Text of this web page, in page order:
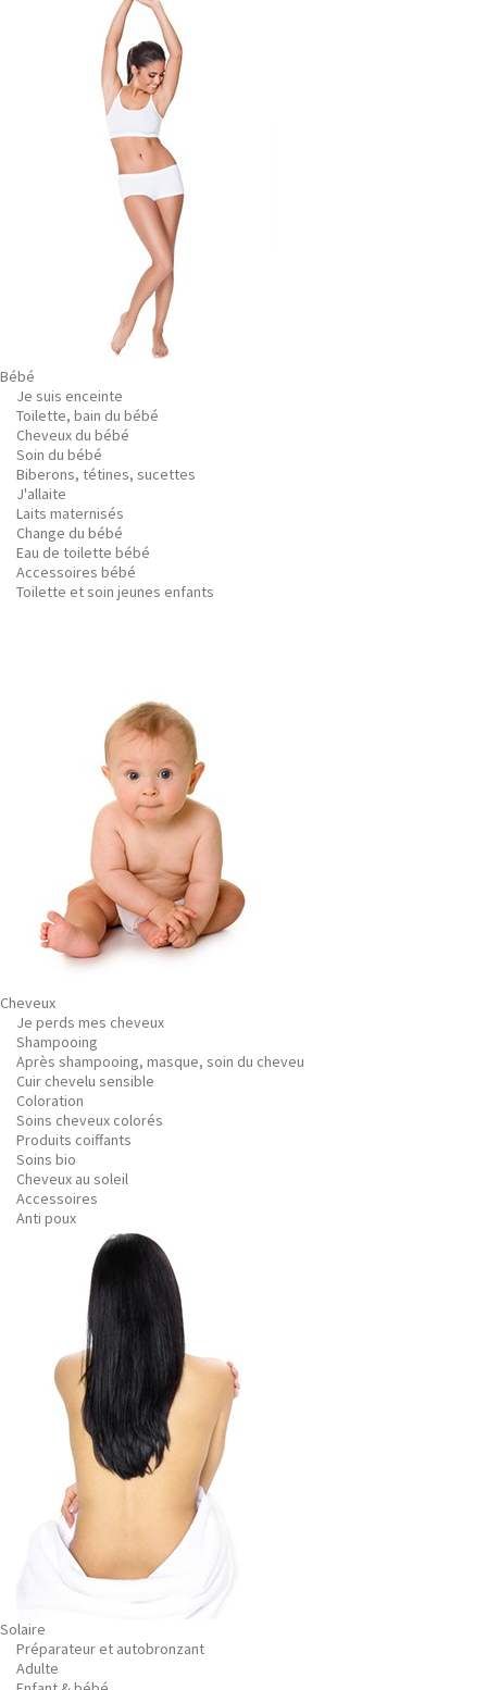
Bébé
Je suis enceinte
Toilette, bain du bébé
Cheveux du bébé
Soin du bébé
Biberons, tétines, sucettes
J'allaite
Laits maternisés
Change du bébé
Eau de toilette bébé
Accessoires bébé
Toilette et soin jeunes enfants
Cheveux
Je perds mes cheveux
Shampooing
Après shampooing, masque, soin du cheveu
Cuir chevelu sensible
Coloration
Soins cheveux colorés
Produits coiffants
Soins bio
Cheveux au soleil
Accessoires
Anti poux
Solaire
Préparateur et autobronzant
Adulte